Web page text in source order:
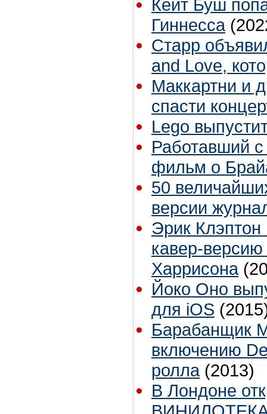
Кейт Буш
Гиннесса
Старр
and Love,
Маккартни и
спасти
Lego
Работавший
фильм о
50
версии
Эрик
кавер-
Харрисона
Йоко Оно
для iOS
Барабанщик
включению
ролла (2013)
В Лондоне